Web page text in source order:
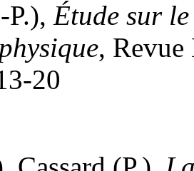
P.), Étude sur
,
20